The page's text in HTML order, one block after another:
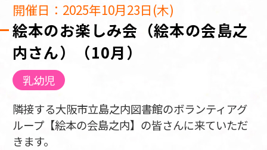
開催日：2025年10月23日(木)
絵本のお楽しみ会（絵本の会島之
内さん）（10月）
乳幼児
隣接する大阪市立島之内図書館のボランティアグ
ループ【絵本の会島之内】の皆さんに来ていただ
きます。